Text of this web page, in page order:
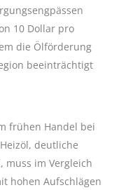
10 Dollar pro
die Ölförderung
beeinträchtigt
frühen Handel bei
deutliche
muss im Vergleich
hohen Aufschlägen